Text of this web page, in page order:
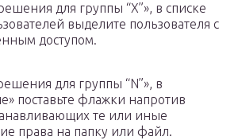
для группы “Х”», в списке
выделите пользователя с
доступом.
для группы “N”», в
поставьте флажки напротив
те или иные
права на папку или файл.